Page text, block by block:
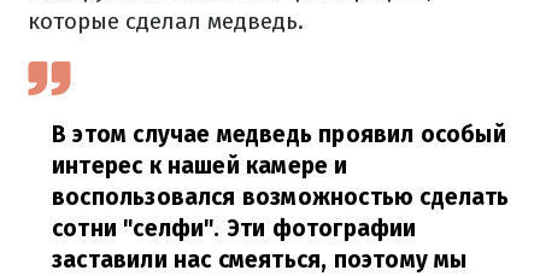
которые сделал медведь.
В этом случае медведь проявил особый
интерес к нашей камере и
воспользовался возможностью сделать
сотни "селфи". Эти фотографии
заставили нас смеяться, поэтому мы